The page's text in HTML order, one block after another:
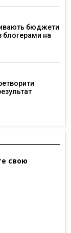
бюджети
блогерами на
свою